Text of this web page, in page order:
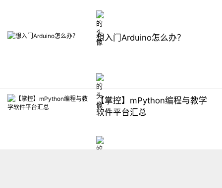
想入门Arduino怎么办？
【掌控】mPython编程与教学
软件平台汇总